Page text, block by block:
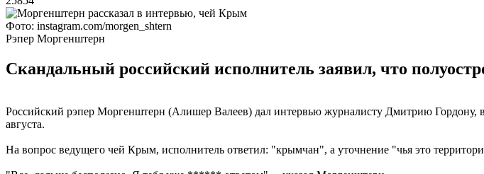
Фото: instagram.com/morgen_shtern
Рэпер Моргенштерн
Скандальный российский исполнитель заявил, что
Российский рэпер Моргенштерн (Алишер Валеев) дал интервью журналисту Дмитрию Гордону,
августа.
На вопрос ведущего чей Крым, исполнитель ответил: "крымчан", а уточнение "чья это